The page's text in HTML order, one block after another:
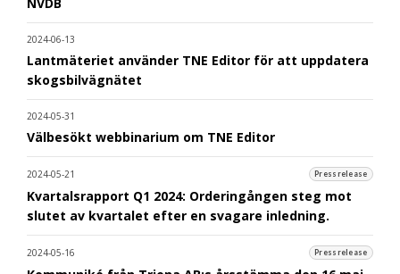
2024-06-13
Lantmäteriet använder TNE Editor för att uppdatera
skogsbilvägnätet
2024-05-31
Välbesökt webbinarium om TNE Editor
2024-05-21 Pressrelease
Kvartalsrapport Q1 2024: Orderingången steg mot
slutet av kvartalet efter en svagare inledning.
2024-05-16 Pressrelease